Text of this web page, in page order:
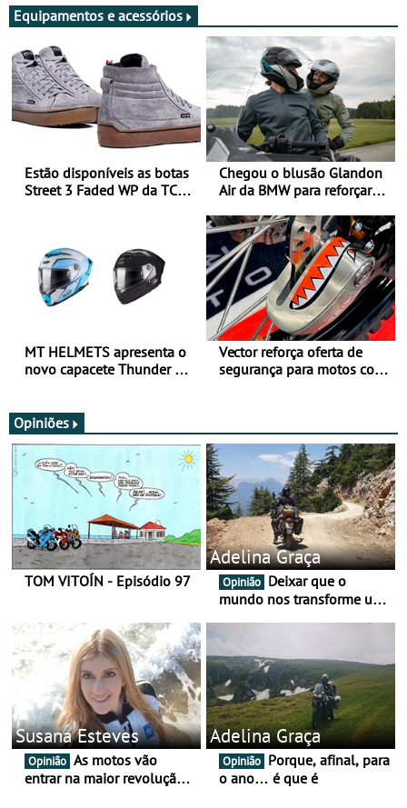
Equipamentos e acessórios
Estão disponíveis as botas
Street 3 Faded WP da TCX
Chegou o blusão Glandon
Air da BMW para reforçar
verão
MT HELMETS apresenta o
novo capacete Thunder 4 R
Vector reforça oferta de
segurança para motos com
Opiniões
TOM VITOÍN - Episódio 97
Adelina Graça
Opinião
mundo nos transforme um
Susana Esteves
Opinião
entrar na maior revolução
Adelina Graça
Opinião
o ano… é que é